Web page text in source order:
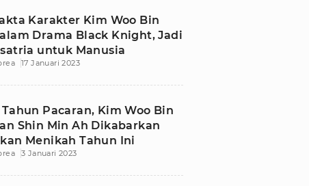
Karakter Kim Woo Bin
Drama Black Knight, Jadi
untuk Manusia
17 Januari 2023
Tahun Pacaran, Kim Woo Bin
Shin Min Ah Dikabarkan
Menikah Tahun Ini
3 Januari 2023